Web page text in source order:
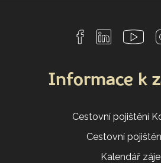
Informace k
Cestovní pojištění
Cestovní
Kalendář